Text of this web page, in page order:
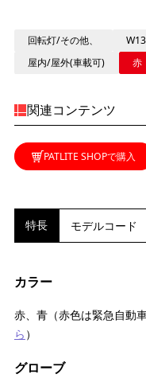
回転灯/その他、
屋内/屋外(車載可)
赤
関連コンテンツ
PATLITE SHOPで購入
特長 モデルコード
カラー
赤、青（赤色は緊急自動
ら ）
グローブ